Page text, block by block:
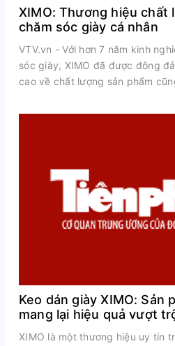
XIMO: Thương hiệu chất
chăm sóc giày cá nhân
VTV.vn - Với hơn 7 năm kinh
sóc giày, XIMO đã được đông
cao về chất lượng sản phẩm
Keo dán giày XIMO: Sản
mang lại hiệu quả vượt
XIMO là một thương hiệu uy tín